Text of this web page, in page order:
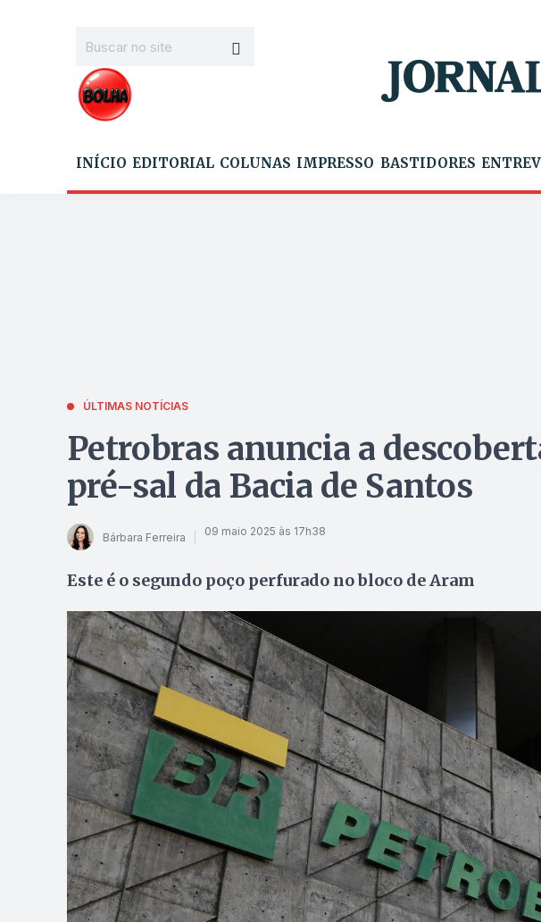
INÍCIO EDITORIAL COLUNAS IMPRESSO BASTIDORES
ÚLTIMAS NOTÍCIAS
Petrobras anuncia a
pré-sal da Bacia de Santos
Bárbara Ferreira 09 maio 2025 às 17h38
Este é o segundo poço perfurado no bloco de Aram